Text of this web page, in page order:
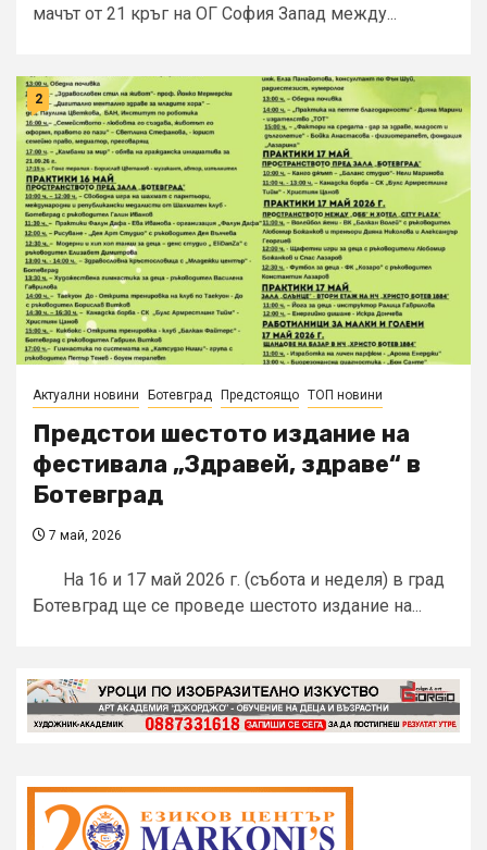
мачът от 21 кръг на ОГ София Запад между...
2
Актуални новини Ботевград Предстоящо ТОП новини
Предстои шестото издание на
фестивала „Здравей, здраве“ в
Ботевград
7 май, 2026
На 16 и 17 май 2026 г. (събота и неделя) в град
Ботевград ще се проведе шестото издание на...